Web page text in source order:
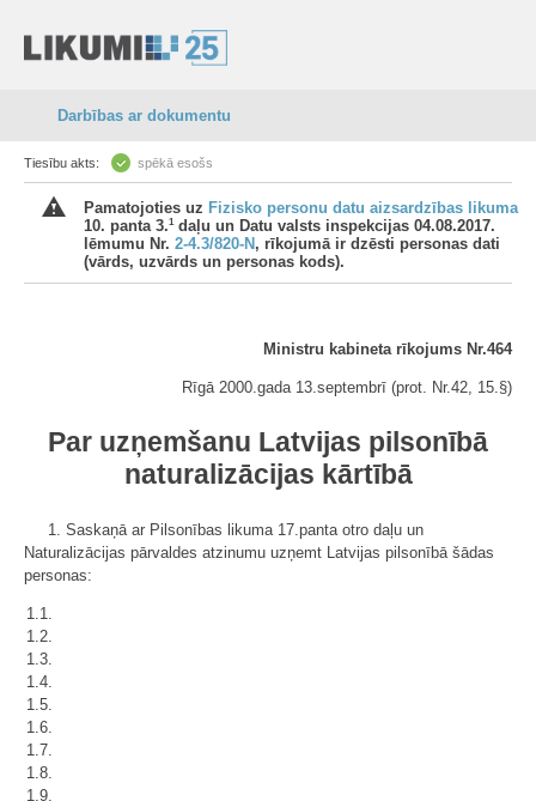
Darbības ar dokumentu
Tiesību akts: spēkā esošs
Pamatojoties uz Fizisko personu datu aizsardzības likuma
10. panta 3.1daļu un Datu valsts inspekcijas 04.08.2017.
lēmumu Nr. 2-4.3/820-N , rīkojumā ir dzēsti personas dati
(vārds, uzvārds un personas kods).
Ministru kabineta rīkojums Nr.464
Rīgā 2000.gada 13.septembrī (prot. Nr.42, 15.§)
Par uzņemšanu Latvijas pilsonībā
naturalizācijas kārtībā
1. Saskaņā ar Pilsonības likuma 17.panta otro daļu un
Naturalizācijas pārvaldes atzinumu uzņemt Latvijas pilsonībā šādas
personas:
1.1.
1.2.
1.3.
1.4.
1.5.
1.6.
1.7.
1.8.
1.9.